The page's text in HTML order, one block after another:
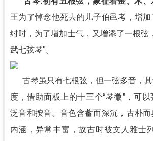
王为了悼念他死去的儿子伯邑考，增
纣时，为了增加士气，又增添了一根弦
武七弦琴"。
古琴虽只有七根弦，但一弦多音，其
度，借助面板上的十三个“琴徵”，可
泛音和按音。音色含蓄而深沉，古朴
内涵，异常丰富，故古时被文人雅士